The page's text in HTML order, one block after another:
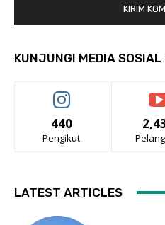
KUNJUNGI MEDIA SOSIAL
440
Pengikut
LATEST ARTICLES